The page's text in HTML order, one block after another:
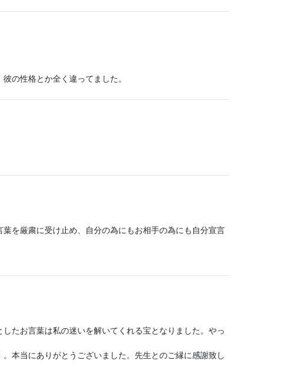
の性格とか全く違ってました。
を厳粛に受け止め、自分の為にもお相手の為にも自分宣言
たお言葉は私の迷いを解いてくれる宝となりました。やっ
本当にありがとうございました。先生とのご縁に感謝致し